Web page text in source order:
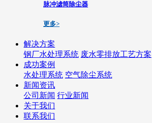
脉冲滤筒除尘器
更多>
解决方案
钢厂水处理系统 废水零排放工艺方案
成功案例
水处理系统 空气除尘系统
新闻资讯
公司新闻 行业新闻
关于我们
联系我们